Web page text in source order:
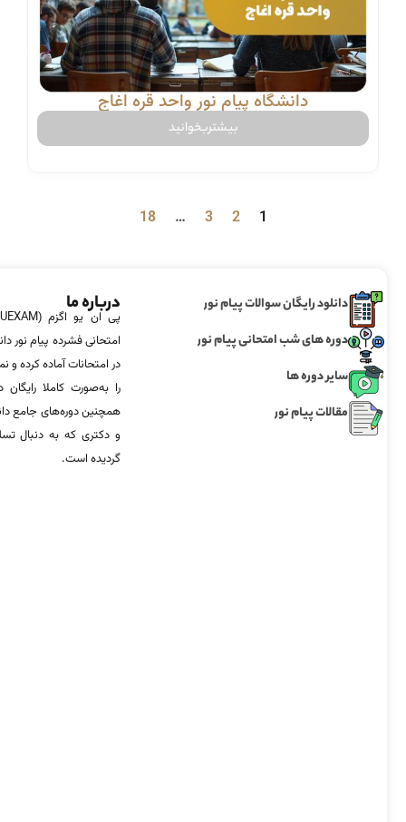
دانشگاه پیام نور واحد قره اغاج
بیشتربخوانید
1
2
3
…
18
دانلود رایگان سوالات پیام نور
دوره های شب امتحانی پیام نور
سایر دوره ها
مقالات پیام نور
درباره ما
امتحانی فشرده پیام نور
در امتحانات آماده‌ کرده
را به‌صورت کاملا
همچنین دوره‌های جامع
و دکتری که به دنبال
گردیده است.